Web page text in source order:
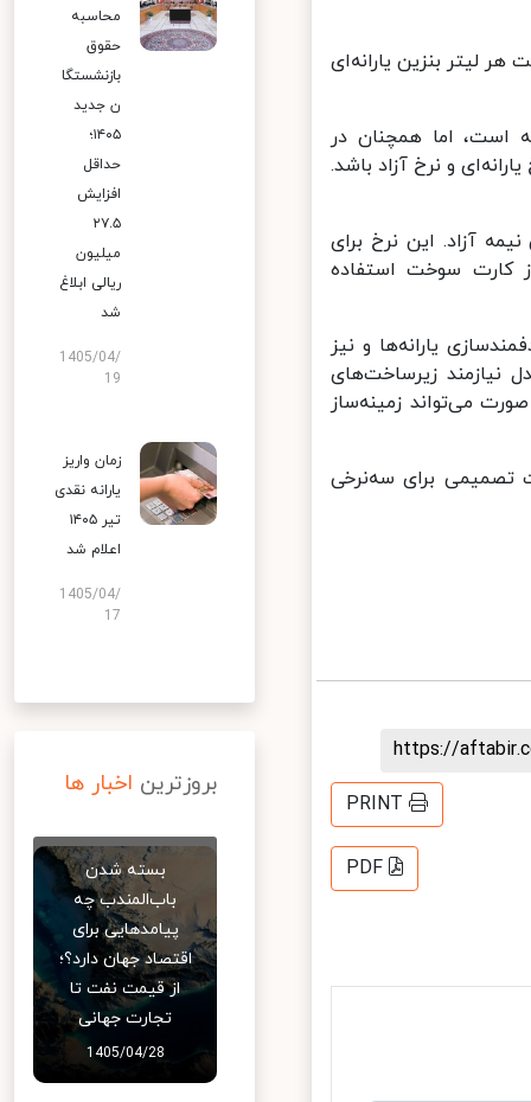
لیتر بنزین یارانه‌ای
است، اما همچنان در
و نرخ آزاد باشد.
آزاد. این نرخ برای
کارت سوخت استفاده
یارانه‌ها و نیز
زیرساخت‌های
می‌تواند زمینه‌ساز
تصمیمی برای سه‌نرخی
https://
PRINT
PDF
محاسبه
حقوق
بازنشستگا
ن جدید
۱۴۰۵؛
حداقل
افزایش
۲۷.۵
میلیون
ریالی ابلاغ
شد
1405/04/
19
زمان واریز
یارانه نقدی
تیر ۱۴۰۵
اعلام شد
1405/04/
17
بروزترین اخبار ها
بسته شدن
باب‌المندب چه
پیامدهایی برای
اقتصاد جهان دارد؟؛
از قیمت نفت تا
تجارت جهانی
1405/04/28